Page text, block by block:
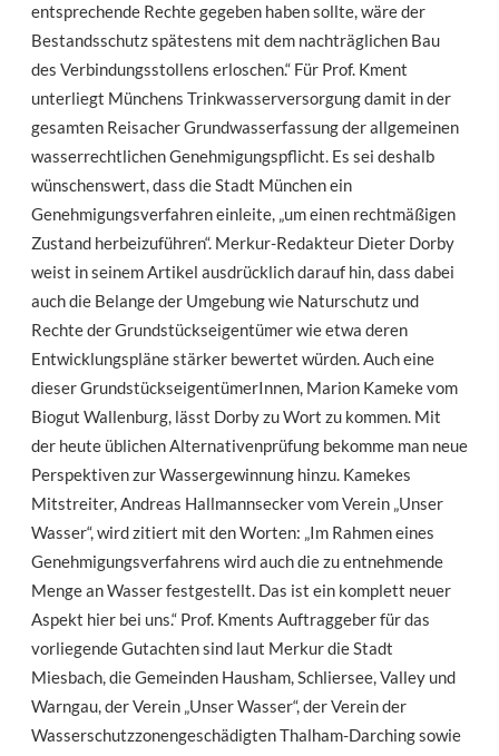
entsprechende Rechte gegeben haben sollte, wäre der
Bestandsschutz spätestens mit dem nachträglichen Bau
des Verbindungsstollens erloschen.“ Für Prof. Kment
unterliegt Münchens Trinkwasserversorgung damit in der
gesamten Reisacher Grundwasserfassung der allgemeinen
wasserrechtlichen Genehmigungspflicht. Es sei deshalb
wünschenswert, dass die Stadt München ein
Genehmigungsverfahren einleite, „um einen rechtmäßigen
Zustand herbeizuführen“. Merkur-Redakteur Dieter Dorby
weist in seinem Artikel ausdrücklich darauf hin, dass dabei
auch die Belange der Umgebung wie Naturschutz und
Rechte der Grundstückseigentümer wie etwa deren
Entwicklungspläne stärker bewertet würden. Auch eine
dieser GrundstückseigentümerInnen, Marion Kameke vom
Biogut Wallenburg, lässt Dorby zu Wort zu kommen. Mit
der heute üblichen Alternativenprüfung bekomme man neue
Perspektiven zur Wassergewinnung hinzu. Kamekes
Mitstreiter, Andreas Hallmannsecker vom Verein „Unser
Wasser“, wird zitiert mit den Worten: „Im Rahmen eines
Genehmigungsverfahrens wird auch die zu entnehmende
Menge an Wasser festgestellt. Das ist ein komplett neuer
Aspekt hier bei uns.“ Prof. Kments Auftraggeber für das
vorliegende Gutachten sind laut Merkur die Stadt
Miesbach, die Gemeinden Hausham, Schliersee, Valley und
Warngau, der Verein „Unser Wasser“, der Verein der
Wasserschutzzonengeschädigten Thalham-Darching sowie